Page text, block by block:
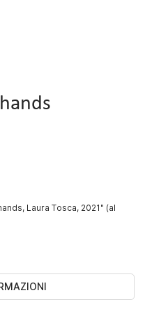
Laura Tosca, 2021" (al